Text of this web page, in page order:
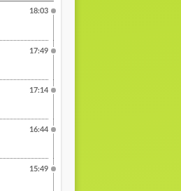
18:03
17:49
17:14
16:44
15:49